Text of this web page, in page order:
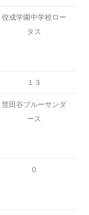
佼成学園中学校ロー
タス
１３
世田谷ブルーサンダ
ース
０